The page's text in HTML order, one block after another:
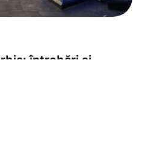
întrebări și